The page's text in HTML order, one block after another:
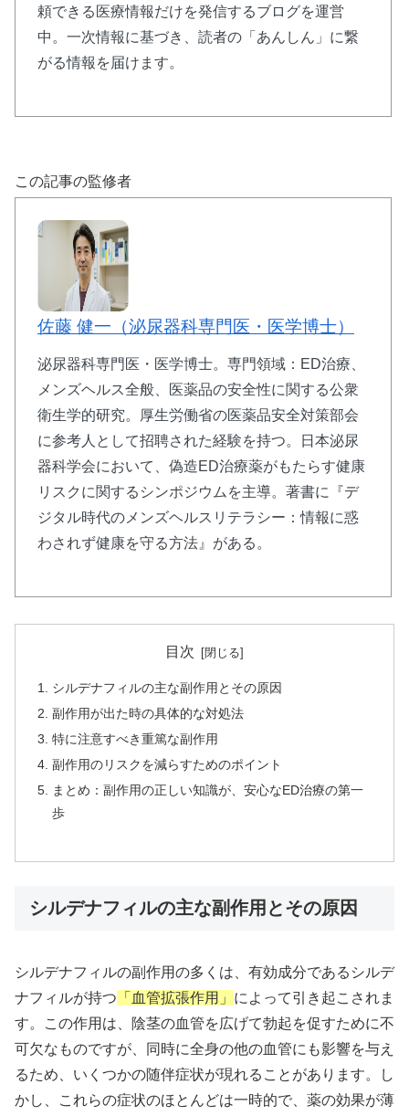
頼できる医療情報だけを発信するブログを運営
中。一次情報に基づき、読者の「あんしん」に繋
がる情報を届けます。
この記事の監修者
佐藤 健一（泌尿器科専門医・医学博士）
泌尿器科専門医・医学博士。専門領域：ED治療、
メンズヘルス全般、医薬品の安全性に関する公衆
衛生学的研究。厚生労働省の医薬品安全対策部会
に参考人として招聘された経験を持つ。日本泌尿
器科学会において、偽造ED治療薬がもたらす健康
リスクに関するシンポジウムを主導。著書に『デ
ジタル時代のメンズヘルスリテラシー：情報に惑
わされず健康を守る方法』がある。
目次
シルデナフィルの主な副作用とその原因
副作用が出た時の具体的な対処法
特に注意すべき重篤な副作用
副作用のリスクを減らすためのポイント
まとめ：副作用の正しい知識が、安心なED治療の第一
歩
シルデナフィルの主な副作用とその原因
シルデナフィルの副作用の多くは、有効成分であるシルデ
ナフィルが持つ 「血管拡張作用」 によって引き起こされま
す。この作用は、陰茎の血管を広げて勃起を促すために不
可欠なものですが、同時に全身の他の血管にも影響を与え
るため、いくつかの随伴症状が現れることがあります。し
かし、これらの症状のほとんどは一時的で、薬の効果が薄